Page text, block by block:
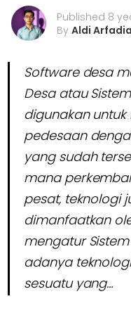
Published 8
By Aldi Arfadia
Software desa
Desa atau
digunakan
pedesaan
yang sudah
mana
pesat, teknologi
dimanfaatkan
mengatur
adanya
sesuatu yang…